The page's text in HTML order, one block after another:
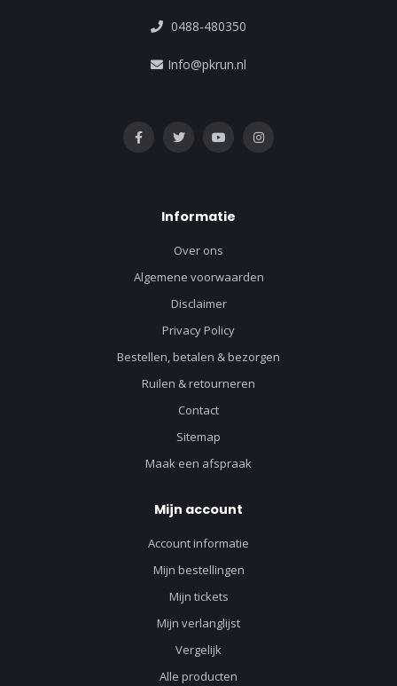
0488-480350
Info@pkrun.nl
Informatie
Over ons
Algemene voorwaarden
Disclaimer
Privacy Policy
Bestellen, betalen & bezorgen
Ruilen & retourneren
Contact
Sitemap
Maak een afspraak
Mijn account
Account informatie
Mijn bestellingen
Mijn tickets
Mijn verlanglijst
Vergelijk
Alle producten